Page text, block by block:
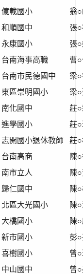
億載國小
翁
和順國中
張
永康國小
張
台南海事高職
曹
台南市民德國中
梁
東區崇明國小
梁
南化國中
莊
進學國小
莊
志開國小退休教師
莊
台南高商
陳
南市立人
陳
歸仁國中
陳
北區大光國小
陳
大橋國小
陳
新市國小
彭
喜樹國小
曾
中山國中
曾